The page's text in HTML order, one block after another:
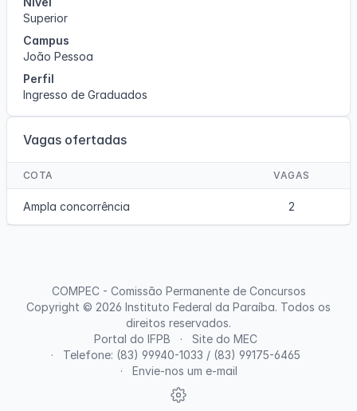
Superior
Campus
João Pessoa
Perfil
Ingresso de Graduados
Vagas ofertadas
COTA VAGAS
Ampla concorrência 2
Portal do IFPB
Site do MEC
Telefone: (83) 99940-1033 / (83) 99175-6465
Envie-nos um e-mail
COMPEC - Comissão Permanente de Concursos
Copyright © 2026 Instituto Federal da Paraíba. Todos os
direitos reservados.